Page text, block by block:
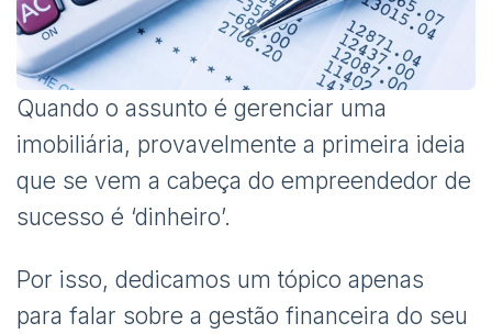
Quando o assunto é gerenciar uma
imobiliária, provavelmente a primeira ideia
que se vem a cabeça do empreendedor de
sucesso é ‘dinheiro’.
Por isso, dedicamos um tópico apenas
para falar sobre a gestão financeira do seu